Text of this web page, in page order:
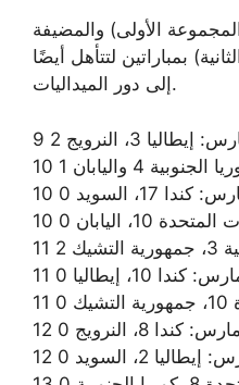
الأولى) والمضيفة
بمباراتين لتتأهل أيضًا
إلى دور الميداليات.
إيطاليا 3، النرويج 2
4 واليابان 1
كندا 17، السويد 0
10، اليابان 0
2
مارس: كندا 10، إيطاليا 0
12 مارس: كندا 8، النرويج 0
إيطاليا 2، السويد 0